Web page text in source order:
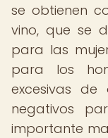
se obtienen
vino, que se
para las
para los
excesivas
negativos
importante